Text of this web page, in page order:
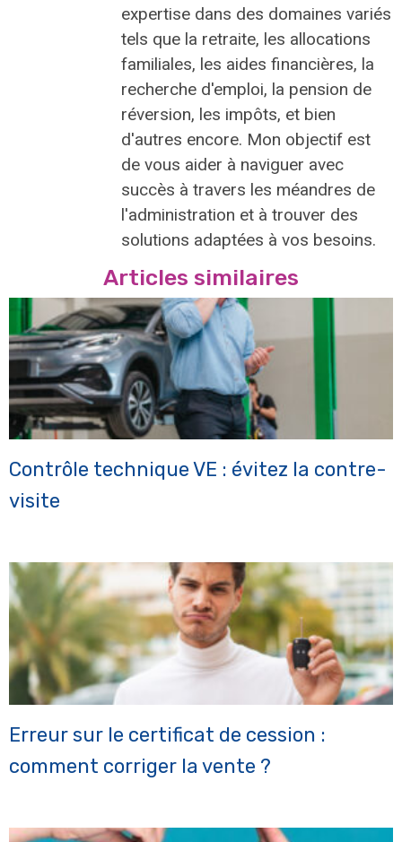
expertise dans des domaines variés
tels que la retraite, les allocations
familiales, les aides financières, la
recherche d'emploi, la pension de
réversion, les impôts, et bien
d'autres encore. Mon objectif est
de vous aider à naviguer avec
succès à travers les méandres de
l'administration et à trouver des
solutions adaptées à vos besoins.
Articles similaires
Contrôle technique VE : évitez la contre-
visite
Erreur sur le certificat de cession :
comment corriger la vente ?